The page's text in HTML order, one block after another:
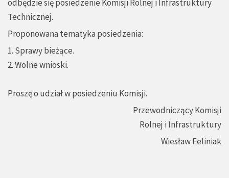
odbędzie się posiedzenie Komisji Rolnej i Infrastruktury
Technicznej.
Proponowana tematyka posiedzenia:
1. Sprawy bieżące.
2. Wolne wnioski.
Proszę o udział w posiedzeniu Komisji.
Przewodniczący Komisji
Rolnej i Infrastruktury
Wiesław Feliniak